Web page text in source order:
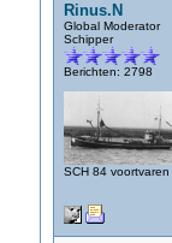
Rinus.N
Global Moderator
Schipper
Berichten: 2798
SCH 84 voortvaren